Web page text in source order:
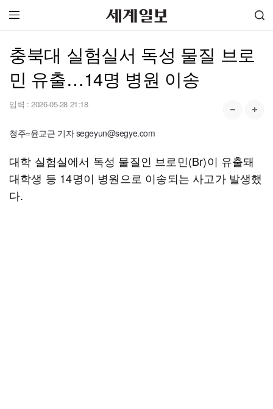
충북대 실험실서 독성 물질 브로
민 유출…14명 병원 이송
입력 : 2026-05-28 21:18
청주=윤교근 기자 segeyun@segye.com
대학 실험실에서 독성 물질인 브로민(Br)이 유출돼
대학생 등 14명이 병원으로 이송되는 사고가 발생했
다.